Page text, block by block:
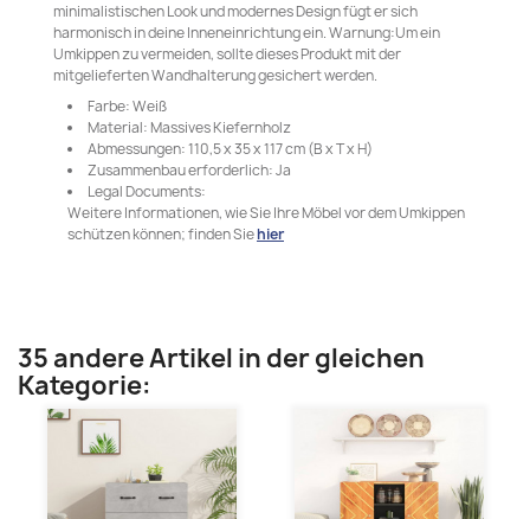
minimalistischen Look und modernes Design fügt er sich
harmonisch in deine Inneneinrichtung ein. Warnung:Um ein
Umkippen zu vermeiden, sollte dieses Produkt mit der
mitgelieferten Wandhalterung gesichert werden.
Farbe: Weiß
Material: Massives Kiefernholz
Abmessungen: 110,5 x 35 x 117 cm (B x T x H)
Zusammenbau erforderlich: Ja
Legal Documents:
Weitere Informationen, wie Sie Ihre Möbel vor dem Umkippen
schützen können; finden Siehier
35 andere Artikel in der gleichen
Kategorie: